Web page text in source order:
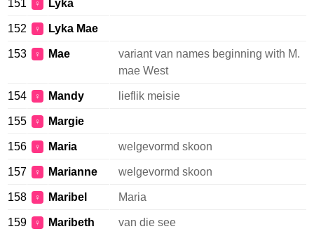
151 ♀ Lyka
152 ♀ Lyka Mae
153 ♀ Mae
variant van names beginning with M.
mae West
154 ♀ Mandy lieflik meisie
155 ♀ Margie
156 ♀ Maria welgevormd skoon
157 ♀ Marianne welgevormd skoon
158 ♀ Maribel Maria
159 ♀ Maribeth van die see